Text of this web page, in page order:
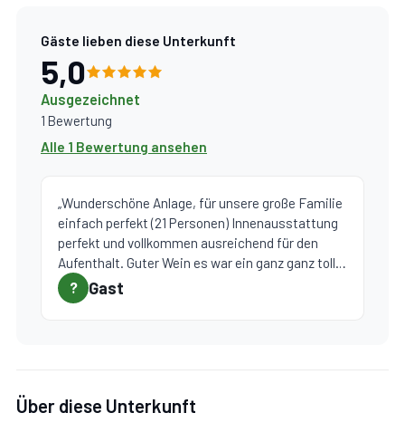
Gäste lieben diese Unterkunft
5,0
Ausgezeichnet
1 Bewertung
Alle 1 Bewertung ansehen
„Wunderschöne Anlage, für unsere große Familie
einfach perfekt (21 Personen) Innenausstattung
perfekt und vollkommen ausreichend für den
Aufenthalt. Guter Wein es war ein ganz ganz toller
Urlaub !“
? Gast
Über diese Unterkunft